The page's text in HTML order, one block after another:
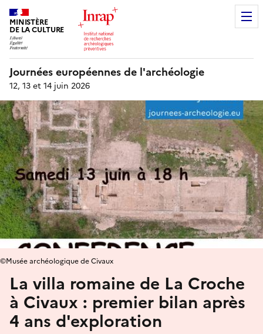
MINISTÈRE
DE LA CULTURE
Journées européennes de l'archéologie
12, 13 et 14 juin 2026
La villa romaine de La Croche
à Civaux : premier bilan après
4 ans d'exploration
©Musée archéologique de Civaux